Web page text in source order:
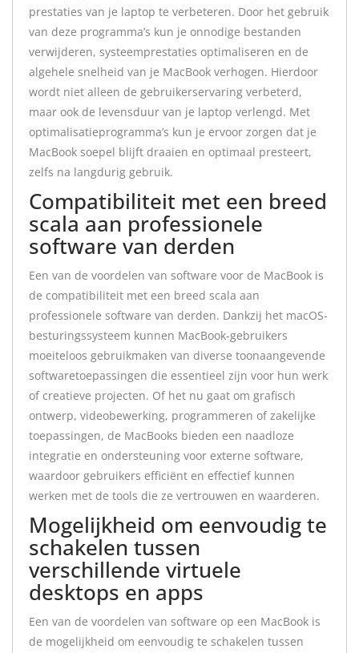
prestaties van je laptop te verbeteren. Door het gebruik
van deze programma’s kun je onnodige bestanden
verwijderen, systeemprestaties optimaliseren en de
algehele snelheid van je MacBook verhogen. Hierdoor
wordt niet alleen de gebruikerservaring verbeterd,
maar ook de levensduur van je laptop verlengd. Met
optimalisatieprogramma’s kun je ervoor zorgen dat je
MacBook soepel blijft draaien en optimaal presteert,
zelfs na langdurig gebruik.
Compatibiliteit met een breed
scala aan professionele
software van derden
Een van de voordelen van software voor de MacBook is
de compatibiliteit met een breed scala aan
professionele software van derden. Dankzij het macOS-
besturingssysteem kunnen MacBook-gebruikers
moeiteloos gebruikmaken van diverse toonaangevende
softwaretoepassingen die essentieel zijn voor hun werk
of creatieve projecten. Of het nu gaat om grafisch
ontwerp, videobewerking, programmeren of zakelijke
toepassingen, de MacBooks bieden een naadloze
integratie en ondersteuning voor externe software,
waardoor gebruikers efficiënt en effectief kunnen
werken met de tools die ze vertrouwen en waarderen.
Mogelijkheid om eenvoudig te
schakelen tussen
verschillende virtuele
desktops en apps
Een van de voordelen van software op een MacBook is
de mogelijkheid om eenvoudig te schakelen tussen